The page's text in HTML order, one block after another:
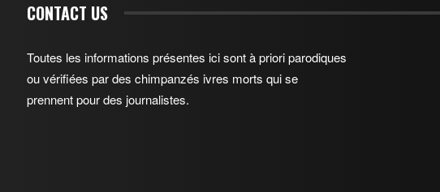
CONTACT US
Toutes les informations présentes ici sont à priori parodiques
ou vérifiées par des chimpanzés ivres morts qui se
prennent pour des journalistes.